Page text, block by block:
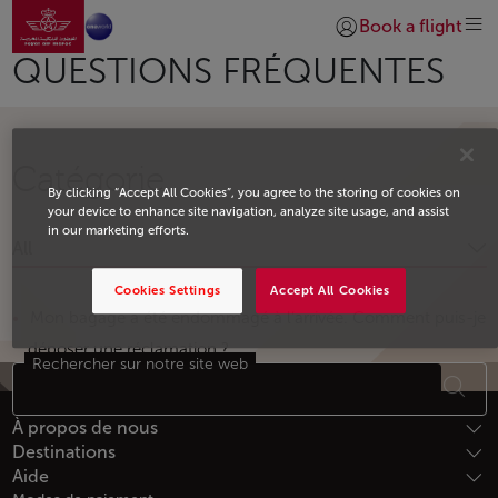
Saut au contenu principal
Aller à la page accueil
Se connecter |
Book a flight
QUESTIONS FRÉQUENTES
Catégorie
Mon bagage a été endommagé à l’arrivée. Comment puis-je
déposer une réclamation ?
Bas de page Plan du site
Rechercher sur notre site web
À propos de nous
Destinations
Aide
By clicking “Accept All Cookies”, you agree to the storing of cookies on
your device to enhance site navigation, analyze site usage, and assist
in our marketing efforts.
Accept All Cookies
Cookies Settings